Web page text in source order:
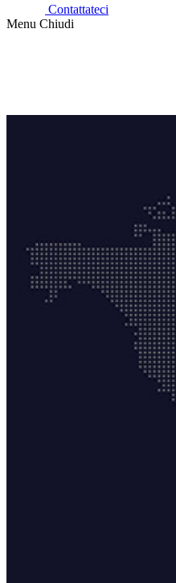
Contattateci
Menu Chiudi